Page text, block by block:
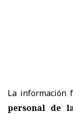
La información
personal de